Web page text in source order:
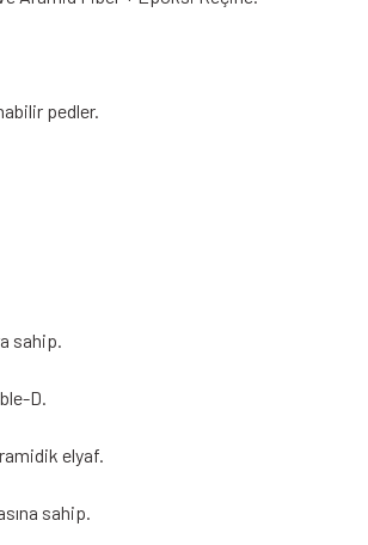
pedler.
sahip.
D.
elyaf.
sahip.